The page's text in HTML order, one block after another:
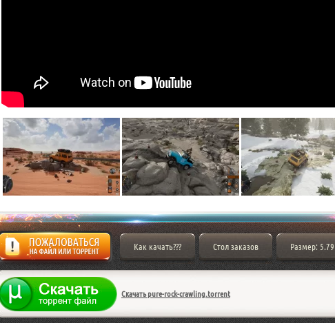
Жалоба
Как качать??? Стол заказов Размер:
Скачать pure-rock-crawling.torrent